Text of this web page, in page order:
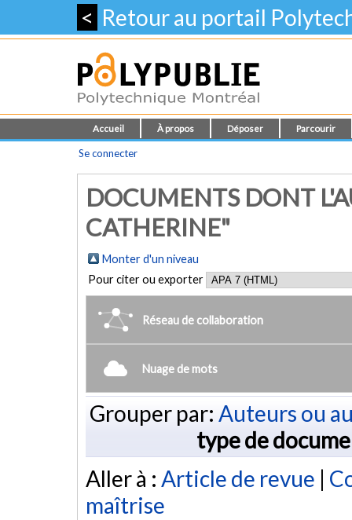
< Retour au portail
Accueil À propos Déposer Parcourir
Se connecter
DOCUMENTS DONT
CATHERINE"
Monter d'un niveau
Pour citer ou exporter
Réseau de collaboration
Nuage de mots
Grouper par: Auteurs ou
type de
Aller à : Article de revue |
maîtrise